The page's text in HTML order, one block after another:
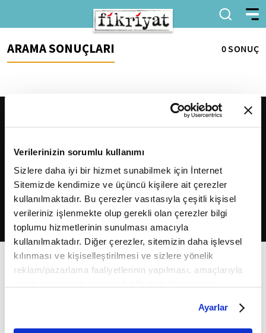
Verilerinizin sorumlu kullanımı
Sizlere daha iyi bir hizmet sunabilmek için İnternet
Sitemizde kendimize ve üçüncü kişilere ait çerezler
kullanılmaktadır. Bu çerezler vasıtasıyla çeşitli kişisel
verileriniz işlenmekte olup gerekli olan çerezler bilgi
toplumu hizmetlerinin sunulması amacıyla
kullanılmaktadır. Diğer çerezler, sitemizin daha işlevsel
kılınması ve kişiselleştirilmesi ve sizlere yönelik
reklam/pazarlama faaliyetlerinin yapılması, amaçlarıyla
belirleyebilirsiniz. Çerezlere ilişkin detaylı bilgi için
Ayarlar butonuna tıklayabilir,Çerez Bilgilendirme
Ayarlar
ARAMA SONUÇLARI 0 SONUÇ
2026Fikriyat. Tüm hakları saklıdır.